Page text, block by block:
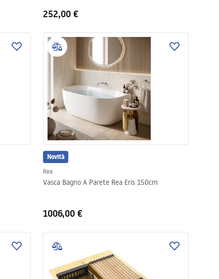
252,00 €
Novità
Rea
Vasca Bagno A Parete Rea Eris 150cm
1006,00 €